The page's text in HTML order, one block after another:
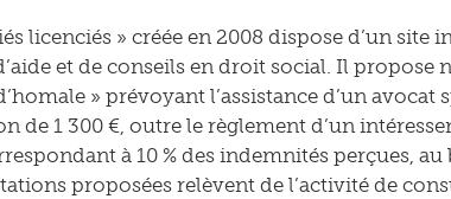
licenciés » créée en 2008 dispose d’un
et de conseils en droit social. Il
» prévoyant l’assistance d’un avocat
de 1 300 €, outre le règlement d’un
à 10 % des indemnités perçues, au
proposées relèvent de l’activité de